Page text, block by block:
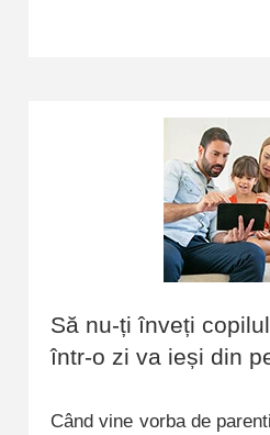
Să nu-ți înveți
într-o zi va ieși din
Când vine vorba de